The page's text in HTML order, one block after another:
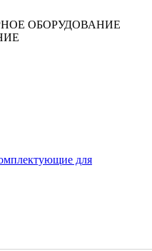
ОБОРУДОВАНИЕ
для